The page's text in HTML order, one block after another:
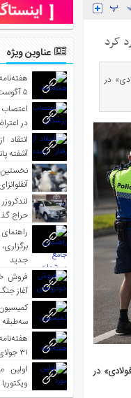
کرد
در
در
عناوین ویژه
۵ آگوست
اعتصاب
در
انتقاد
آشفته
حراج
جدید
فروش
آغاز
سه‌طبقه
۳۱ جولای
اولین